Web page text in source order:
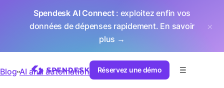
Spendesk AI Connect: exploitez enfin vos
données de dépenses rapidement. En savoir
plus →
Réservez une démo
Blog AI and automation